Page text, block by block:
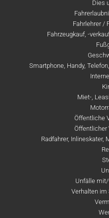
Dies
Fahrlehrer /
Fahrzeugkauf, -
Smartphone, Handy,
Miet-,
Öffentliche
Öffentlicher
Radfahrer, Inlineskater,
Unfälle
Verhalten im